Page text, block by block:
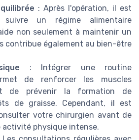
: Après l'opération, il est
suivre un régime alimentaire
non seulement à maintenir un
contribue également au bien-être
: Intégrer une routine
de renforcer les muscles
de prévenir la formation de
de graisse. Cependant, il est
votre chirurgien avant de
physique intense.